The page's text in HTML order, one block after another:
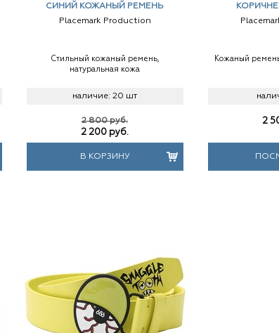
СИНИЙ КОЖАНЫЙ РЕМЕНЬ
Placemark Production
Стильный кожаный ремень,
натуральная кожа
наличие: 20 шт
2 800 руб.
2 200 руб.
В КОРЗИНУ
Кожаный
2